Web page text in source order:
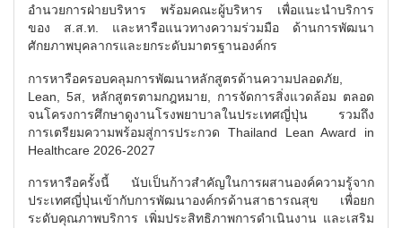
อำนวยการฝ่ายบริหาร พร้อมคณะผู้บริหาร เพื่อแนะนำบริการ
ของ ส.ส.ท. และหารือแนวทางความร่วมมือ ด้านการพัฒนา
ศักยภาพบุคลากรและยกระดับมาตรฐานองค์กร
การหารือครอบคลุมการพัฒนาหลักสูตรด้านความปลอดภัย,
Lean, 5ส, หลักสูตรตามกฎหมาย, การจัดการสิ่งแวดล้อม ตลอด
จนโครงการศึกษาดูงานโรงพยาบาลในประเทศญี่ปุ่น รวมถึง
การเตรียมความพร้อมสู่การประกวด Thailand Lean Award in
Healthcare 2026-2027
การหารือครั้งนี้ นับเป็นก้าวสำคัญในการผสานองค์ความรู้จาก
ประเทศญี่ปุ่นเข้ากับการพัฒนาองค์กรด้านสาธารณสุข เพื่อยก
ระดับคุณภาพบริการ เพิ่มประสิทธิภาพการดำเนินงาน และเสริม